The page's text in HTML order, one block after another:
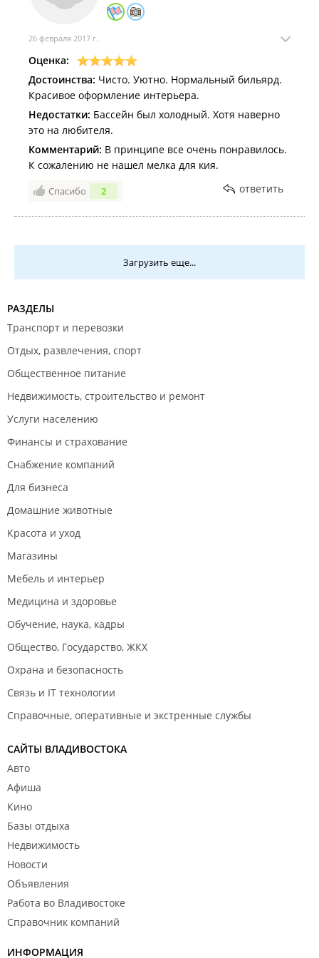
26 февраля 2017 г.
Оценка:
Достоинства: Чисто. Уютно. Нормальный бильярд.
Красивое оформление интерьера.
Недостатки: Бассейн был холодный. Хотя наверно
это на любителя.
Комментарий: В принципе все очень понравилось.
К сожалению не нашел мелка для кия.
Спасибо 2 ответить
Загрузить еще...
РАЗДЕЛЫ
Транспорт и перевозки
Отдых, развлечения, спорт
Общественное питание
Недвижимость, строительство и ремонт
Услуги населению
Финансы и страхование
Снабжение компаний
Для бизнеса
Домашние животные
Красота и уход
Магазины
Мебель и интерьер
Медицина и здоровье
Обучение, наука, кадры
Общество, Государство, ЖКХ
Охрана и безопасность
Связь и IT технологии
Справочные, оперативные и экстренные службы
САЙТЫ ВЛАДИВОСТОКА
Авто
Афиша
Кино
Базы отдыха
Недвижимость
Новости
Объявления
Работа во Владивостоке
Справочник компаний
ИНФОРМАЦИЯ